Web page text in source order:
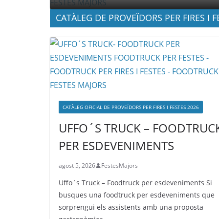
CATÀLEG DE PROVEÏDORS PER FIRES I
CATÀLEG OFICIAL DE PROVEÏDORS PER FIRES I FESTES 2026
UFFO´S TRUCK –
PER ESDEVENIMENTS
agost 5, 2026 FestesMajors
Uffo´s Truck – Foodtruck per esdeveniments Si
busques una foodtruck per esdeveniments que
sorprengui els assistents amb una proposta